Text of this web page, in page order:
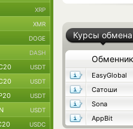
Курсы обмена
Обменник
EasyGlobal
Сатоши
Sona
AppBit
XRP
XMR
DOGE
DASH
USDT
USDT
USDT
USDT
USDC